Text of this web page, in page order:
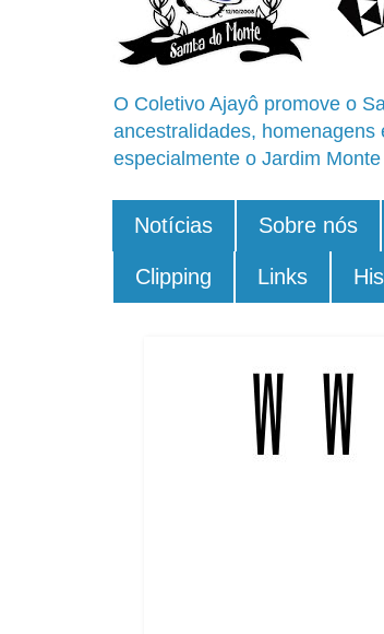
O Coletivo Ajayô promove o
ancestralidades,
especialmente o Jardim
Notícias Sobre nós
Clipping Links